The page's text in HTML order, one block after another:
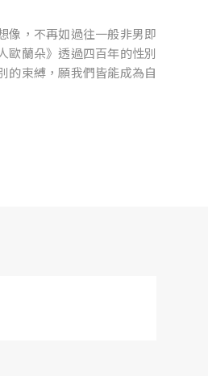
像，不再如過往一般非男即
歐蘭朵》透過四百年的性別
的束縛，願我們皆能成為自